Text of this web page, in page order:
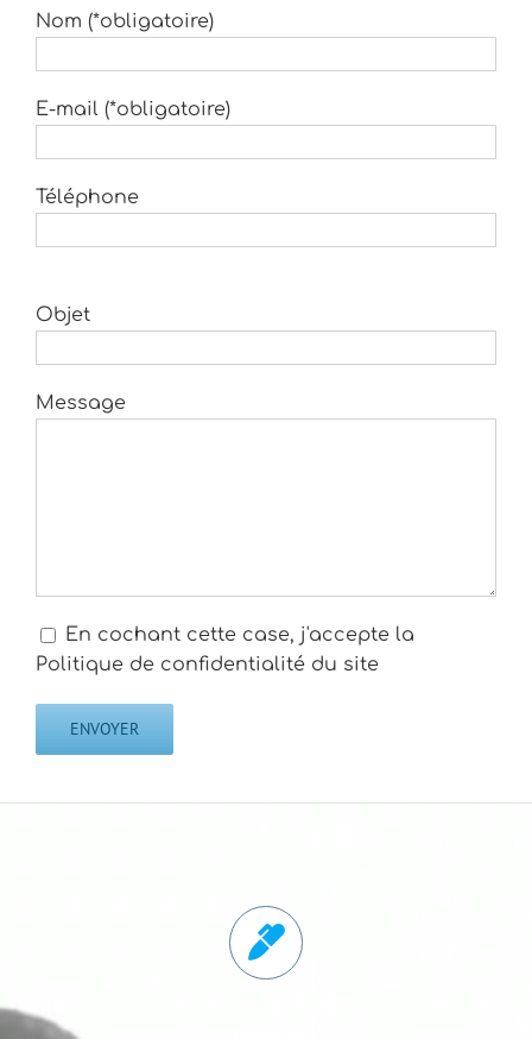
Nom (*obligatoire)
E-mail (*obligatoire)
Téléphone
Objet
Message
En cochant cette case, j'accepte la
Politique de confidentialité du site